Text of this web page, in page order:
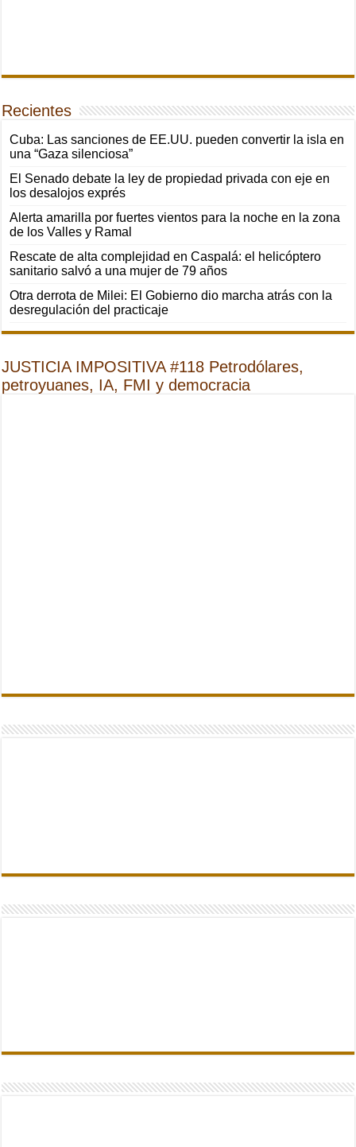
Recientes
Cuba: Las sanciones de EE.UU. pueden convertir la isla en
una “Gaza silenciosa”
El Senado debate la ley de propiedad privada con eje en
los desalojos exprés
Alerta amarilla por fuertes vientos para la noche en la zona
de los Valles y Ramal
Rescate de alta complejidad en Caspalá: el helicóptero
sanitario salvó a una mujer de 79 años
Otra derrota de Milei: El Gobierno dio marcha atrás con la
desregulación del practicaje
JUSTICIA IMPOSITIVA #118 Petrodólares,
petroyuanes, IA, FMI y democracia